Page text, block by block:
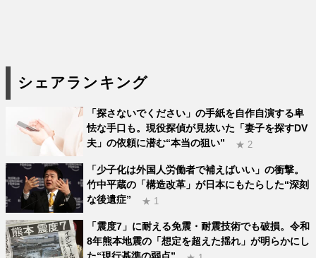
シェアランキング
「探さないでください」の手紙を自作自演する卑
怯な手口も。現役探偵が見抜いた「妻子を探すDV
夫」の依頼に潜む“本当の狙い”
★ 2
「少子化は外国人労働者で補えばいい」の衝撃。
竹中平蔵の「構造改革」が日本にもたらした“深刻
な後遺症”
★ 1
「震度7」に耐える免震・耐震技術でも破損。令和
8年熊本地震の「想定を超えた揺れ」が明らかにし